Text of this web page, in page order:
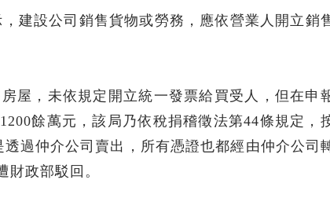
建設公司銷售貨物或勞務，應依營業人開立銷
屋，未依規定開立統一發票給買受人，但在申
餘萬元，該局乃依稅捐稽徵法第44條規定，
過仲介公司賣出，所有憑證也都經由仲介公司
政部駁回。